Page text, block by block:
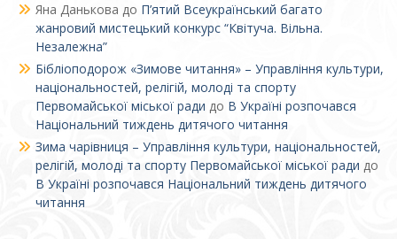
Яна Данькова до П’ятий Всеукраїнський багато
жанровий мистецький конкурс “Квітуча. Вільна.
Незалежна”
Бібліоподорож «Зимове читання» – Управління культури,
національностей, релігій, молоді та спорту
Первомайської міської ради до В Україні розпочався
Національний тиждень дитячого читання
Зима чарівниця – Управління культури, національностей,
релігій, молоді та спорту Первомайської міської ради до
В Україні розпочався Національний тиждень дитячого
читання